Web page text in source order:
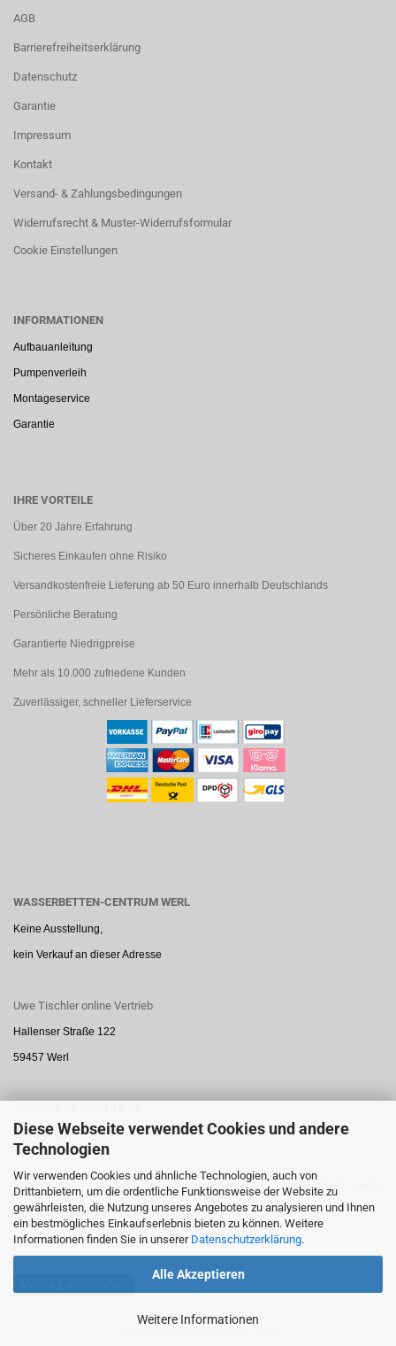
Diese Webseite verwendet Cookies und andere
Technologien
Wir verwenden Cookies und ähnliche Technologien, auch von
Drittanbietern, um die ordentliche Funktionsweise der Website zu
gewährleisten, die Nutzung unseres Angebotes zu analysieren und Ihnen
ein bestmögliches Einkaufserlebnis bieten zu können. Weitere
Informationen finden Sie in unserer Datenschutzerklärung.
Alle Akzeptieren
Weitere Informationen
AGB
Barrierefreiheitserklärung
Datenschutz
Garantie
Impressum
Kontakt
Versand- & Zahlungsbedingungen
Widerrufsrecht & Muster-Widerrufsformular
Cookie Einstellungen
INFORMATIONEN
Aufbauanleitung
Pumpenverleih
Montageservice
Garantie
IHRE VORTEILE
Über 20 Jahre Erfahrung
Sicheres Einkaufen ohne Risiko
Versandkostenfreie Lieferung ab 50 Euro innerhalb Deutschlands
Persönliche Beratung
Garantierte Niedrigpreise
Mehr als 10.000 zufriedene Kunden
Zuverlässiger, schneller Lieferservice
WASSERBETTEN-CENTRUM WERL
Keine Ausstellung,
kein Verkauf an dieser Adresse
Uwe Tischler online Vertrieb
Hallenser Straße 122
59457 Werl
Mobil 0160 7872888
Wasserbett, Wasserbetten, Wasserbett online, Werl, Hamm,
Arnsberg, Menden